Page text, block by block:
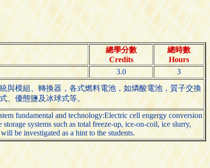
總學分數
Credits
總時數
Hours
3.0
3
與模組、轉換器，各式燃料電池，如燐酸電池，質子交換
、優態鹽及冰球式等。
fundamental and technology:Electric cell engergy conversion
systems such as total freeze-up, ice-on-coil, ice slurry,
be investigated as a hint to the students.